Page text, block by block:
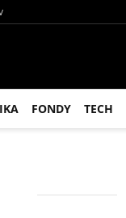
FONDY TECH